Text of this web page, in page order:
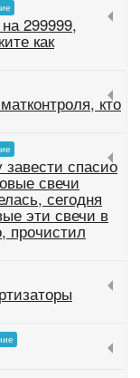
299999,
как
кто
спасио
свечи
сегодня
эти свечи в
прочистил